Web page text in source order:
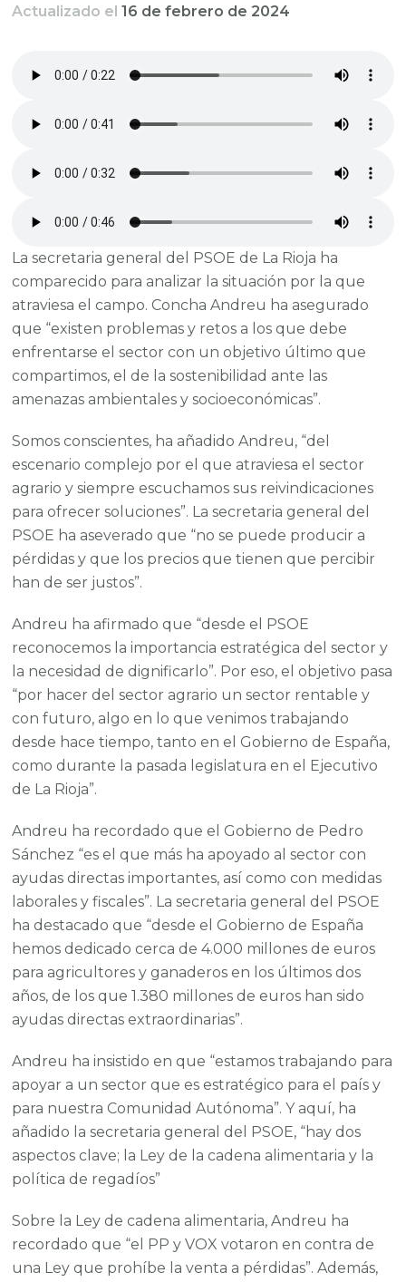
Actualizado el16 de febrero de 2024
La secretaria general del PSOE de La Rioja ha
comparecido para analizar la situación por la que
atraviesa el campo. Concha Andreu ha asegurado
que “existen problemas y retos a los que debe
enfrentarse el sector con un objetivo último que
compartimos, el de la sostenibilidad ante las
amenazas ambientales y socioeconómicas”.
Somos conscientes, ha añadido Andreu, “del
escenario complejo por el que atraviesa el sector
agrario y siempre escuchamos sus reivindicaciones
para ofrecer soluciones”. La secretaria general del
PSOE ha aseverado que “no se puede producir a
pérdidas y que los precios que tienen que percibir
han de ser justos”.
Andreu ha afirmado que “desde el PSOE
reconocemos la importancia estratégica del sector y
la necesidad de dignificarlo”. Por eso, el objetivo pasa
“por hacer del sector agrario un sector rentable y
con futuro, algo en lo que venimos trabajando
desde hace tiempo, tanto en el Gobierno de España,
como durante la pasada legislatura en el Ejecutivo
de La Rioja”.
Andreu ha recordado que el Gobierno de Pedro
Sánchez “es el que más ha apoyado al sector con
ayudas directas importantes, así como con medidas
laborales y fiscales”. La secretaria general del PSOE
ha destacado que “desde el Gobierno de España
hemos dedicado cerca de 4.000 millones de euros
para agricultores y ganaderos en los últimos dos
años, de los que 1.380 millones de euros han sido
ayudas directas extraordinarias”.
Andreu ha insistido en que “estamos trabajando para
apoyar a un sector que es estratégico para el país y
para nuestra Comunidad Autónoma”. Y aquí, ha
añadido la secretaria general del PSOE, “hay dos
aspectos clave; la Ley de la cadena alimentaria y la
política de regadíos”
Sobre la Ley de cadena alimentaria, Andreu ha
recordado que “el PP y VOX votaron en contra de
una Ley que prohíbe la venta a pérdidas”. Además,